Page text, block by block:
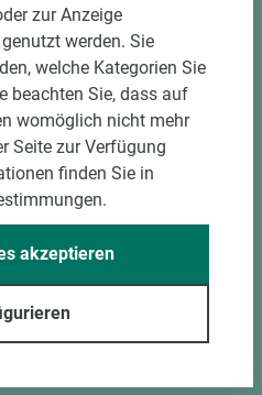
anfragen
zur Anzeige
werden. Sie
welche Kategorien Sie
beachten Sie, dass auf
womöglich nicht mehr
Seite zur Verfügung
finden Sie in
akzeptieren